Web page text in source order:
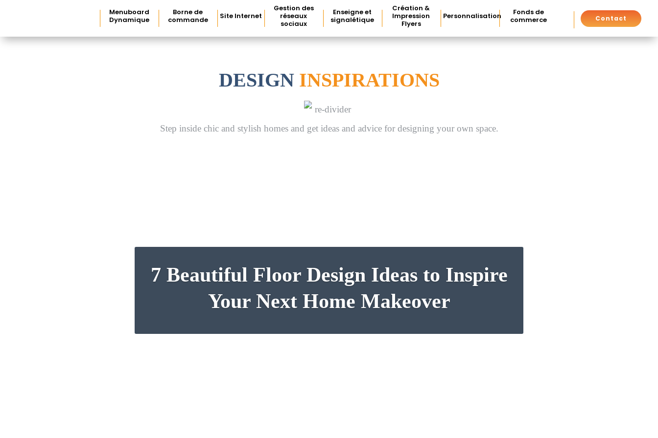
Menuboard
Dynamique
Borne de
commande
Site Internet
Gestion des
réseaux
sociaux
Enseigne et
signalétique
Création &
Impression
Flyers
Personnalisation
Fonds de
commerce
Contact
DESIGN INSPIRATIONS
Step inside chic and stylish homes and get ideas and advice for designing your own space.
7 Beautiful Floor Design Ideas to Inspire
Your Next Home Makeover